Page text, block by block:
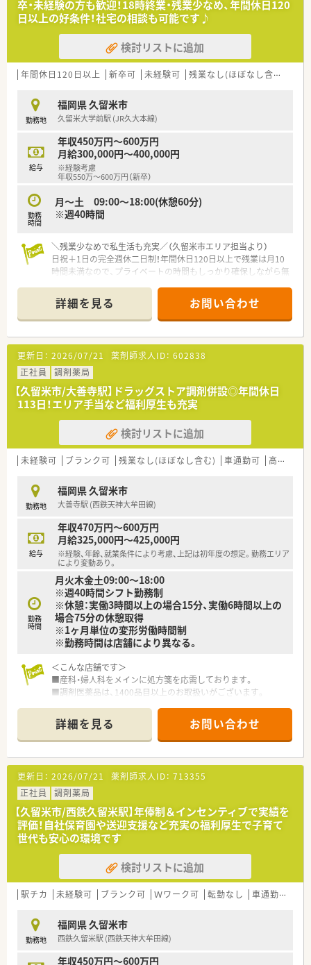
い。
【募集背景と求める人物像について】
■久留米市エリアでの急募案件となっており、組織体制の強化と
患者様へのサービス向上を目的とした採用活動を行っていま
す。
あれば未経験の方でも安心してチャレンジできる環境が整って
います。
■地域医療に貢献したいという熱意を持ち、周囲のスタッフと協
調しながら前向きに業務に取り組んでいただける方を歓迎いた
します。
【求人情報について】
■正社員としての採用となり、年収500万円から650万円の範囲
でこれまでのご経験やスキルを考慮して給与を決定いたしま
す。
■30時間分の固定残業代が含まれており、超過した場合には30
います。
■入社後6ヶ月が経過した時点で10日間の有給休暇が付与され、
計画的なお休みを取得しやすい労働条件が整えられています。
【職場環境と雰囲気】
■社長自らが各店舗のヘルプに入って現場の状況を把握してお
り、スタッフの声を直接すくい上げてくれる風通しの良い職場で
す。
■採用担当者も非常にフランクな人柄であり、堅苦しさを感じる
ことなくリラックスして面接や日々の相談ができる雰囲気で
す。
■全体的に温和で協力的なスタッフが多く在籍しており、困った
ことがあればすぐに助け合えるチームワークの良さが自慢で
す。
卒・未経験の方も歓迎！18時終業・残業少なめ、年間休日120
日以上の好条件！社宅の相談も可能です♪
検討リストに追加
年間休日120日以上 新卒可 未経験可 残業なし(ほぼなし含む)
勤務地
福岡県 久留米市
久留米大学前駅 (JR久大本線)
給与
年収450万円～600万円
月給300,000円～400,000円
※経験考慮
年収550万～600万円（新卒）
勤務
時間
月～土 09:00～18:00(休憩60分)
※週40時間
＼残業少なめで私生活も充実／（久留米市エリア担当より）
日祝＋1日の完全週休二日制！年間休日120日以上で残業は月10
時間未満なので、プライベートの時間もしっかり確保しながら無
【店舗情報と応需状況について】
■久留米大学前駅から徒歩15分で、処方箋は主に皮膚科を1日
200〜300枚応需している薬局です。
■施設や居宅の在宅業務にも注力しており、幅広い業務経験を積
むことが可能な環境となっています。
■薬剤師は正社員6名とパート1名、事務4名が在籍し、チームワ
ーク良く業務をこなしています。
【募集背景と求める人物像について】
■体制強化とさらなる事業拡大を見据えた人員増員のため、新た
な正社員薬剤師を募集しています。
■患者様に対して親身な対応ができ、チームワークを大切にしな
がら業務を行える方を求めています。
極的に挑戦できる方を歓迎します。
【法人特徴について】
■創立30年の歴史を持ち、久留米市を中心に計4店舗の薬局を展
開している安定企業です。
■社長は温和な女性薬剤師で、風通しが良く従業員目線の働きや
すい職場環境が整っています。
続者が多数在籍しています。
【こんな方にオススメ】
■残業の少ない環境で、プライベートや家庭との両立を図りなが
ら働きたい方に最適です。
■手厚い社宅制度を利用して、固定費を抑えながら高収入を得た
■皮膚科領域の専門知識を深く学び、在宅分野の実践的なスキル
を身につけたい方におすすめです。
詳細を見る お問い合わせ
更新日： 2026/07/21 薬剤師求人ID： 602838
正社員
調剤薬局
【久留米市/大善寺駅】ドラッグストア調剤併設◎年間休日
113日！エリア手当など福利厚生も充実
検討リストに追加
未経験可 ブランク可 残業なし(ほぼなし含む) 車通勤可 高給与(600万円以上)
勤務地
福岡県 久留米市
大善寺駅 (西鉄天神大牟田線)
給与
年収470万円～600万円
月給325,000円～425,000円
※経験、年齢、就業条件により考慮、上記は初年度の想定。勤務エリア
により変動あり。
勤務
時間
月火木金土09:00～18:00
※週40時間シフト勤務制
※休憩：実働3時間以上の場合15分、実働6時間以上の
場合75分の休憩取得
※1ヶ月単位の変形労働時間制
※勤務時間は店舗により異なる。
＜こんな店舗です＞
■産科・婦人科をメインに処方箋を応需しております。
■調剤医薬品は、1400品目以上のお取扱いがございます。
＜設備も充実＞
■監査システムなどの調剤設備も導入しており、リスクマネジ
メントも徹底しています。
機械化を進める事により、効率よいお仕事が可能となります。
＜研修制度＞
■充実した研修フォロー体制も好評です。
e-ラーニングの補助制度もあり資格取得に関しても
会社からのバックアップがございます。
＜法人特徴＞
■中国地方で業界最大規模のドラッグストア・調剤薬局を運営す
る企業です。
売上・利益・店舗数共に業界トップクラスです。
新卒採用も中国地方で最も入社人数が多い法人です。
薬剤師の平均年齢は33歳です。
■調剤薬局部門では調剤業務（調剤・投薬・監査・在宅）がメイン
で、レジ打ちなどはありません。
詳細を見る お問い合わせ
更新日： 2026/07/21 薬剤師求人ID： 713355
正社員
調剤薬局
【久留米市/西鉄久留米駅】年俸制＆インセンティブで実績を
評価！自社保育園や送迎支援など充実の福利厚生で子育て
世代も安心の環境です
検討リストに追加
駅チカ 未経験可 ブランク可 Ｗワーク可 転勤なし 車通勤可
勤務地
福岡県 久留米市
西鉄久留米駅 (西鉄天神大牟田線)
年収450万円～600万円